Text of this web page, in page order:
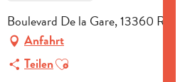
Boulevard De la Gare, 13360
Anfahrt
TeilenAjouter aux favoris